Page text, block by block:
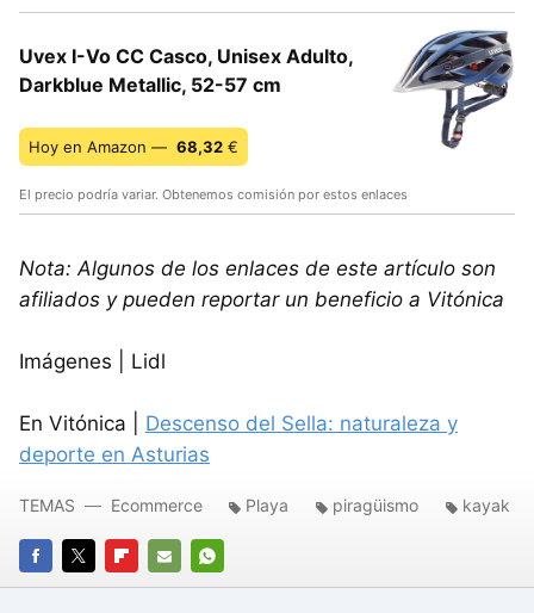
Uvex I-Vo CC Casco, Unisex Adulto,
Darkblue Metallic, 52-57 cm
Hoy en Amazon — 68,32 €
El precio podría variar. Obtenemos comisión por estos enlaces
Nota: Algunos de los enlaces de este artículo son
afiliados y pueden reportar un beneficio a Vitónica
Imágenes | Lidl
En Vitónica | Descenso del Sella: naturaleza y
deporte en Asturias
FACEBOOK
TWITTERFLIPBOARD
E-
WHATSAPP
TEMAS Ecommerce Playa piragüismo kayak